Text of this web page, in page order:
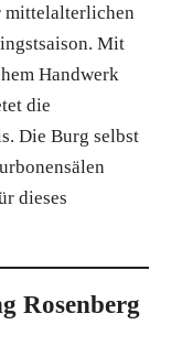
mittelalterlichen
Mit
Handwerk
die
Die Burg selbst
dieses
Rosenberg